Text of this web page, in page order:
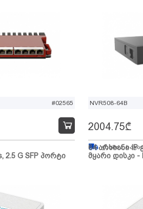
#02565
2.5 G SFP პორტი
NVR508-64B
64 არხიანი IP
მყარი დისკი -
2004.75₾
გზაშია,